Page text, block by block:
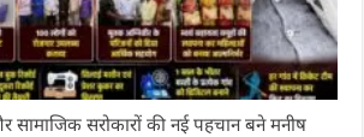
सामाजिक सरोकारों की नई पहचान बने मनीष